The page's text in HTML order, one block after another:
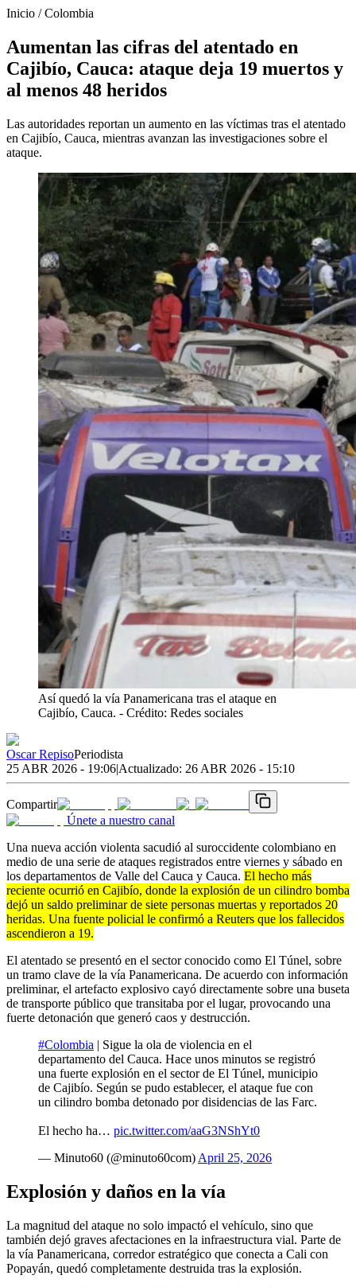
Inicio /Colombia
Aumentan las cifras del atentado en
Cajibío, Cauca: ataque deja 19 muertos y
al menos 48 heridos
Las autoridades reportan un aumento en las víctimas tras el atentado
en Cajibío, Cauca, mientras avanzan las investigaciones sobre el
ataque.
Así quedó la vía Panamericana tras el ataque en
Cajibío, Cauca. - Crédito: Redes sociales
Oscar RepisoPeriodista
25 ABR 2026 - 19:06|Actualizado: 26 ABR 2026 - 15:10
Compartir
Únete a nuestro canal
Una nueva acción violenta sacudió al suroccidente colombiano en
medio de una serie de ataques registrados entre viernes y sábado en
los departamentos de Valle del Cauca y Cauca. El hecho más
reciente ocurrió en Cajibío, donde la explosión de un cilindro bomba
dejó un saldo preliminar de siete personas muertas y reportados 20
heridas. Una fuente policial le confirmó a Reuters que los fallecidos
ascendieron a 19.
El atentado se presentó en el sector conocido como El Túnel, sobre
un tramo clave de la vía Panamericana. De acuerdo con información
preliminar, el artefacto explosivo cayó directamente sobre una buseta
de transporte público que transitaba por el lugar, provocando una
fuerte detonación que generó caos y destrucción.
#Colombia | Sigue la ola de violencia en el
departamento del Cauca. Hace unos minutos se registró
una fuerte explosión en el sector de El Túnel, municipio
de Cajibío. Según se pudo establecer, el ataque fue con
un cilindro bomba detonado por disidencias de las Farc.
El hecho ha… pic.twitter.com/aaG3NShYt0
— Minuto60 (@minuto60com) April 25, 2026
Explosión y daños en la vía
La magnitud del ataque no solo impactó el vehículo, sino que
también dejó graves afectaciones en la infraestructura vial. Parte de
la vía Panamericana, corredor estratégico que conecta a Cali con
Popayán, quedó completamente destruida tras la explosión.